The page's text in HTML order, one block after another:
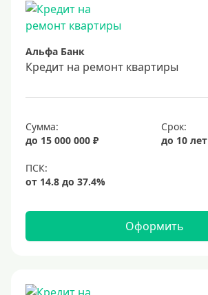
Альфа Банк
Кредит на ремонт квартиры
Сумма:
до 15 000 000 ₽
Срок:
до 10 лет
Оформить